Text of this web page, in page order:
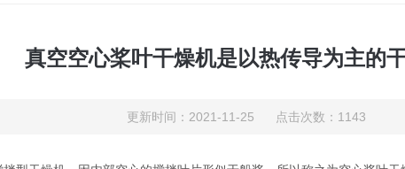
真空空心桨叶干燥机是以热传导为主的
更新时间：2021-11-25 点击次数：1143